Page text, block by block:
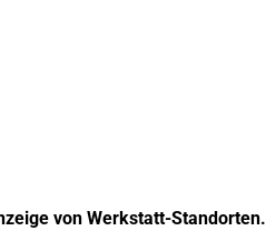
von Werkstatt-Standorten.